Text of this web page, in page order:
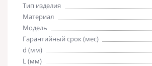
Тип изделия
Материал
Модель
Гарантийный срок (мес)
d (мм)
L (мм)